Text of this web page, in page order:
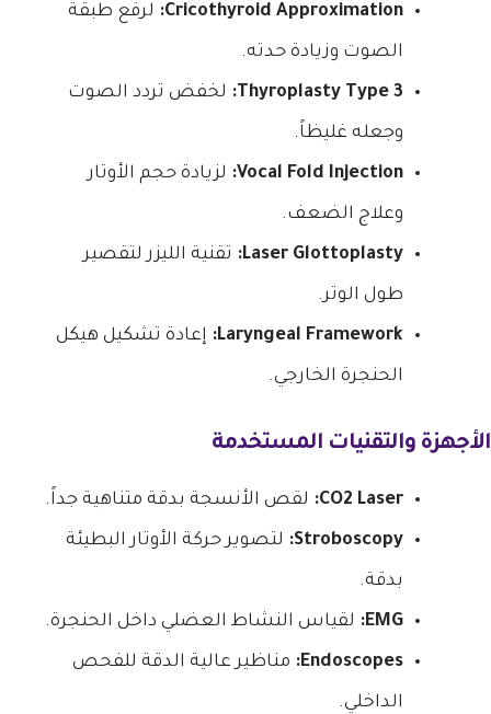
Cricothyroid Approximation: لرفع طبقة
الصوت وزيادة حدته.
Thyroplasty Type 3: لخفض تردد الصوت
وجعله غليظاً.
Vocal Fold Injection: لزيادة حجم الأوتار
وعلاج الضعف.
Laser Glottoplasty: تقنية الليزر لتقصير
طول الوتر.
Laryngeal Framework: إعادة تشكيل هيكل
الحنجرة الخارجي.
الأجهزة والتقنيات المستخدمة
CO2 Laser: لقص الأنسجة بدقة متناهية جداً.
Stroboscopy: لتصوير حركة الأوتار البطيئة
بدقة.
EMG: لقياس النشاط العضلي داخل الحنجرة.
Endoscopes: مناظير عالية الدقة للفحص
الداخلي.